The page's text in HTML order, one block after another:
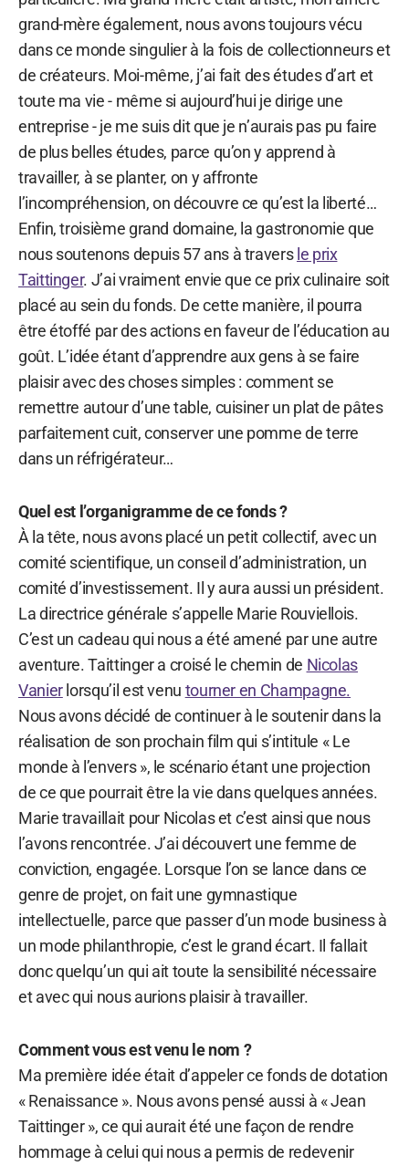
grand-mère également, nous avons toujours vécu
dans ce monde singulier à la fois de collectionneurs et
de créateurs. Moi-même, j’ai fait des études d’art et
toute ma vie - même si aujourd’hui je dirige une
entreprise - je me suis dit que je n’aurais pas pu faire
de plus belles études, parce qu’on y apprend à
travailler, à se planter, on y affronte
l’incompréhension, on découvre ce qu’est la liberté…
Enfin, troisième grand domaine, la gastronomie que
nous soutenons depuis 57 ans à travers le prix
Taittinger. J’ai vraiment envie que ce prix culinaire soit
placé au sein du fonds. De cette manière, il pourra
être étoffé par des actions en faveur de l’éducation au
goût. L’idée étant d’apprendre aux gens à se faire
plaisir avec des choses simples : comment se
remettre autour d’une table, cuisiner un plat de pâtes
parfaitement cuit, conserver une pomme de terre
dans un réfrigérateur…
Quel est l’organigramme de ce fonds ?
À la tête, nous avons placé un petit collectif, avec un
comité scientifique, un conseil d’administration, un
comité d’investissement. Il y aura aussi un président.
La directrice générale s’appelle Marie Rouviellois.
C’est un cadeau qui nous a été amené par une autre
aventure. Taittinger a croisé le chemin de Nicolas
Vanierlorsqu’il est venu tourner en Champagne.
Nous avons décidé de continuer à le soutenir dans la
réalisation de son prochain film qui s’intitule « Le
monde à l’envers », le scénario étant une projection
de ce que pourrait être la vie dans quelques années.
Marie travaillait pour Nicolas et c’est ainsi que nous
l’avons rencontrée. J’ai découvert une femme de
conviction, engagée. Lorsque l’on se lance dans ce
genre de projet, on fait une gymnastique
intellectuelle, parce que passer d’un mode business à
un mode philanthropie, c’est le grand écart. Il fallait
donc quelqu’un qui ait toute la sensibilité nécessaire
et avec qui nous aurions plaisir à travailler.
Comment vous est venu le nom ?
Ma première idée était d’appeler ce fonds de dotation
« Renaissance ». Nous avons pensé aussi à « Jean
Taittinger », ce qui aurait été une façon de rendre
hommage à celui qui nous a permis de redevenir